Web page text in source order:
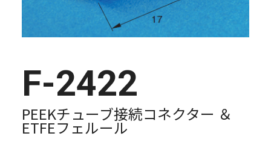
F-2422
PEEKチューブ接続コネクター ＆
ETFEフェルール